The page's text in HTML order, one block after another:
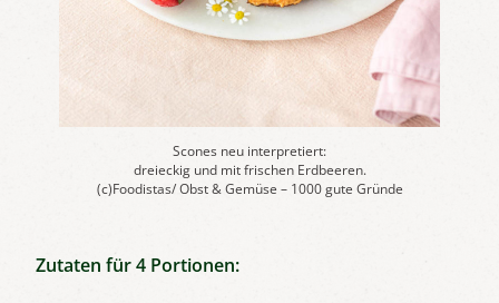
Scones neu interpretiert:
dreieckig und mit frischen Erdbeeren.
(c)Foodistas/ Obst & Gemüse – 1000 gute Gründe
Zutaten für 4 Portionen: